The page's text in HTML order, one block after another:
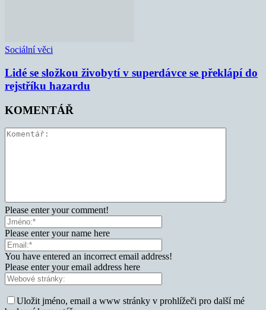
Sociální věci
Lidé se složkou živobytí v superdávce se překlápí do
rejstříku hazardu
KOMENTÁŘ
Please enter your comment!
Please enter your name here
You have entered an incorrect email address!
Please enter your email address here
Uložit jméno, email a www stránky v prohlížeči pro další mé